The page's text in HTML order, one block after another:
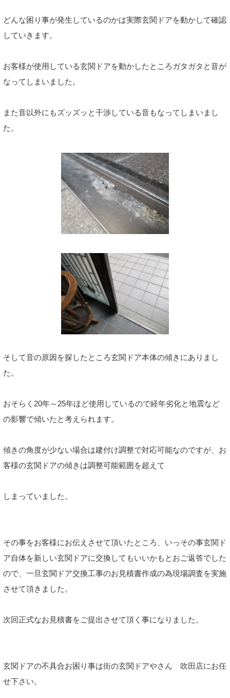
どんな困り事が発生しているのかは実際玄関ドアを動かして確認
していきます。
お客様が使用している玄関ドアを動かしたところガタガタと音が
なってしまいました。
また音以外にもズッズッと干渉している音もなってしまいまし
た。
そして音の原因を探したところ玄関ドア本体の傾きにありまし
た。
おそらく20年～25年ほど使用しているので経年劣化と地震など
の影響で傾いたと考えられます。
傾きの角度が少ない場合は建付け調整で対応可能なのですが、お
客様の玄関ドアの傾きは調整可能範囲を超えて
しまっていました。
その事をお客様にお伝えさせて頂いたところ、いっその事玄関ド
ア自体を新しい玄関ドアに交換してもいいかもとおご返答でした
ので、一旦玄関ドア交換工事のお見積書作成の為現場調査を実施
させて頂きました。
次回正式なお見積書をご提出させて頂く事になりました。
玄関ドアの不具合お困り事は街の玄関ドアやさん 吹田店にお任
せ下さい。